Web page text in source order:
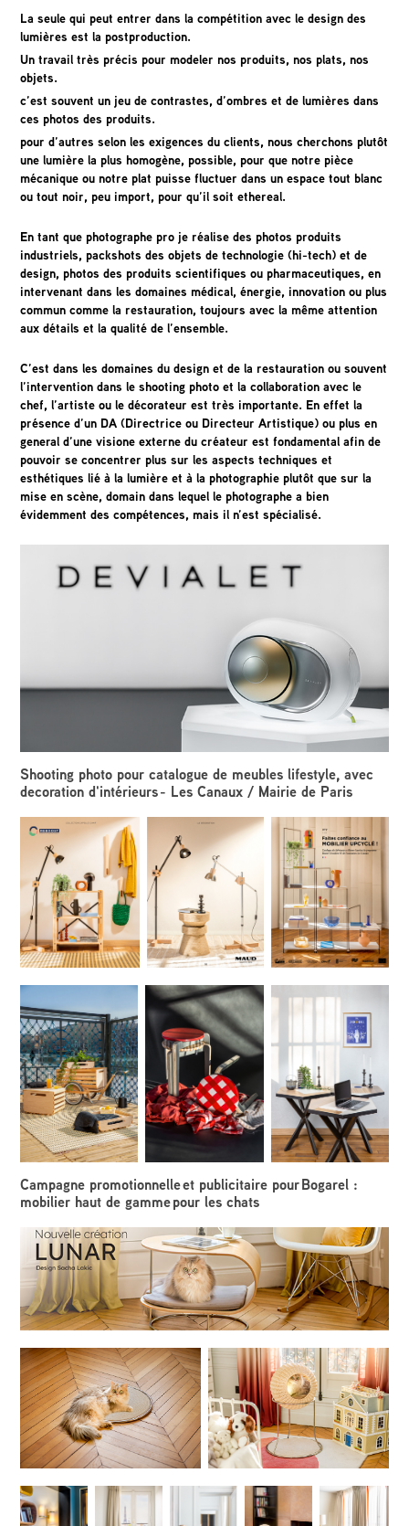
La seule qui peut entrer dans la compétition avec le design des
lumières est la postproduction.
Un travail très précis pour modeler nos produits, nos plats, nos
objets.
c’est souvent un jeu de contrastes, d’ombres et de lumières dans
ces photos des produits.
pour d’autres selon les exigences du clients, nous cherchons plutôt
une lumière la plus homogène, possible, pour que notre pièce
mécanique ou notre plat puisse fluctuer dans un espace tout blanc
ou tout noir, peu import, pour qu’il soit ethereal.
En tant que photographe pro je réalise des photos produits
industriels, packshots des objets de technologie (hi-tech) et de
design, photos des produits scientifiques ou pharmaceutiques, en
intervenant dans les domaines médical, énergie, innovation ou plus
commun comme la restauration, toujours avec la même attention
aux détails et la qualité de l’ensemble.
C’est dans les domaines du design et de la restauration ou souvent
l’intervention dans le shooting photo et la collaboration avec le
chef, l’artiste ou le décorateur est très importante. En effet la
présence d’un DA (Directrice ou Directeur Artistique) ou plus en
general d’une visione externe du créateur est fondamental afin de
pouvoir se concentrer plus sur les aspects techniques et
esthétiques lié à la lumière et à la photographie plutôt que sur la
mise en scène, domain dans lequel le photographe a bien
évidemment des compétences, mais il n’est spécialisé.
Shooting photo pour catalogue de meubles lifestyle, avec
decoration d'intérieurs - Les Canaux / Mairie de Paris
Campagne promotionnelle et publicitaire pour Bogarel :
mobilier haut de gamme pour les chats